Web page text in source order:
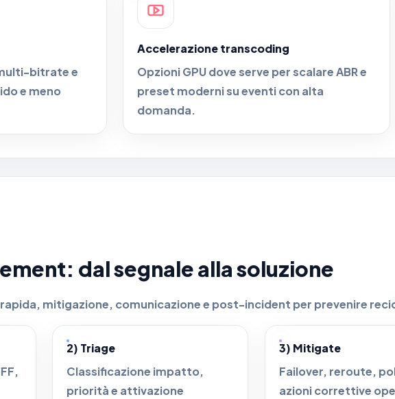
bitrate e
e meno
Accelerazione transcoding
Opzioni GPU dove serve per scalare ABR e
preset moderni su eventi con alta
domanda.
dal segnale alla soluzione
mitigazione, comunicazione e post-incident per prevenire
2) Triage
Classificazione impatto,
priorità e attivazione
3) Mitigate
Failover, reroute,
azioni correttive